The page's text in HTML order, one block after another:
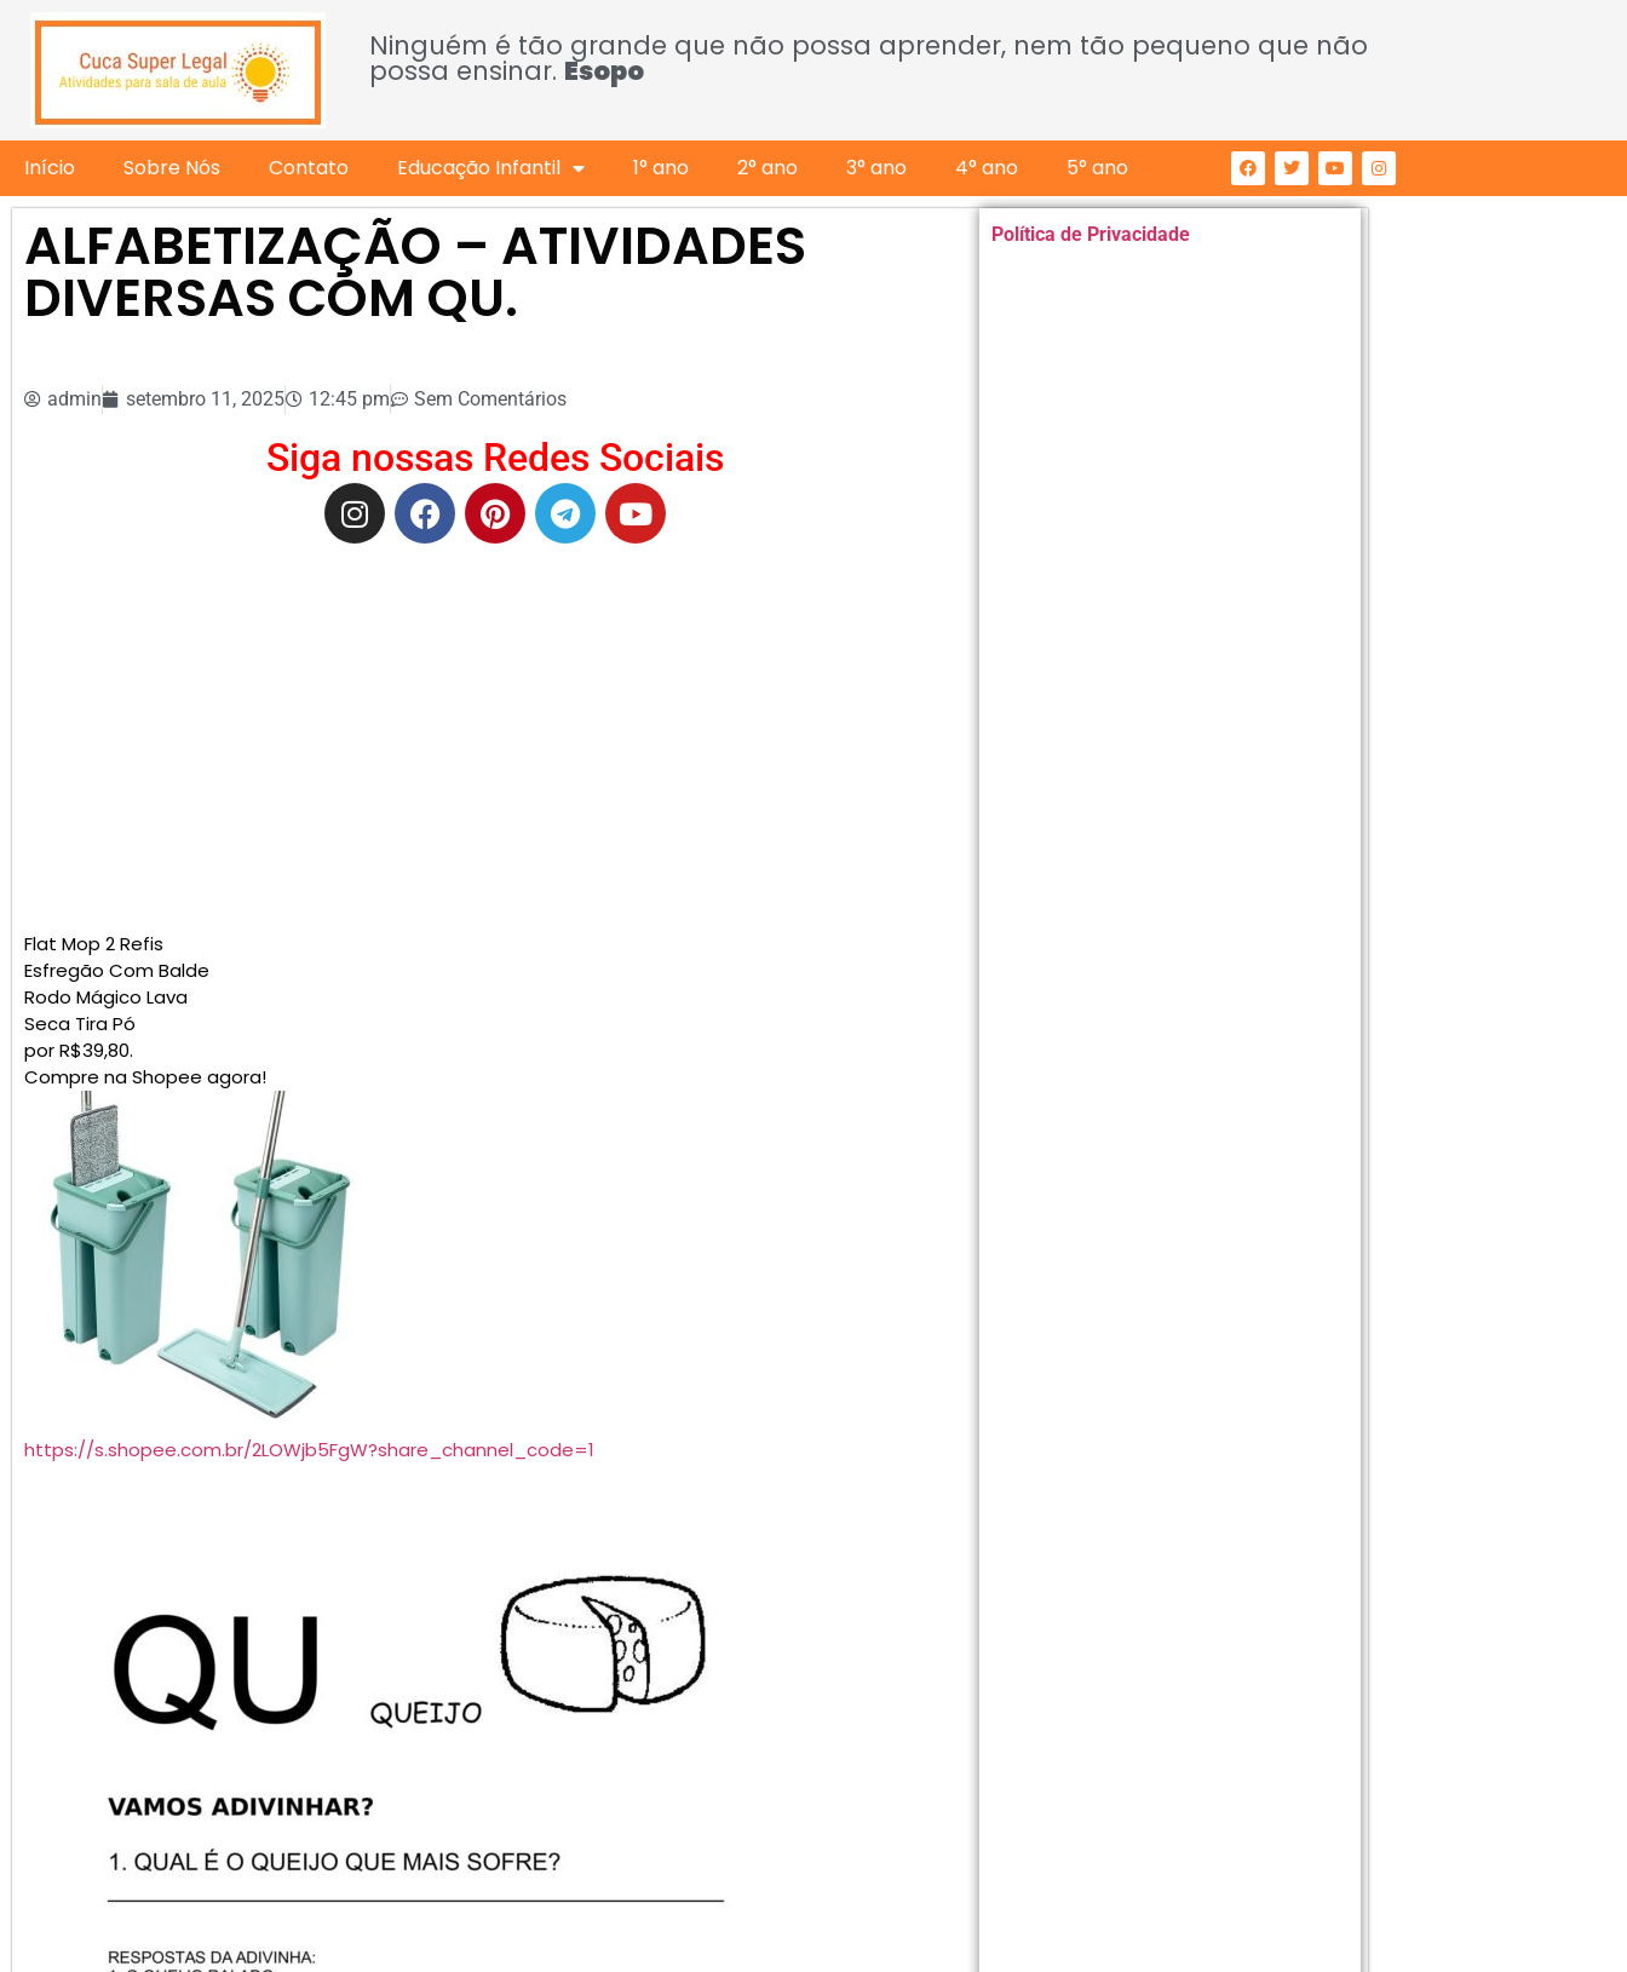
Ninguém é tão grande que não possa aprender, nem tão pequeno que não
possa ensinar. Esopo
Início Sobre Nós Contato Educação Infantil 1° ano 2° ano 3° ano 4° ano 5° ano
ALFABETIZAÇÃO – ATIVIDADES
DIVERSAS COM QU.
admin setembro 11, 2025 12:45 pm Sem Comentários
Siga nossas Redes Sociais
Flat Mop 2 Refis
Esfregão Com Balde
Rodo Mágico Lava
Seca Tira Pó
por R$39,80.
Compre na Shopee agora!
https://s.shopee.com.br/2LOWjb5FgW?share_channel_code=1
Política de Privacidade